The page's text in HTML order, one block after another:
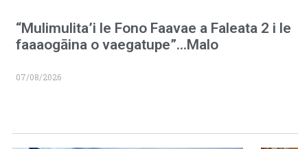
“Mulimulita’i le Fono Faavae a Faleata 2 i le
faaaogāina o vaegatupe”…Malo
07/08/2026